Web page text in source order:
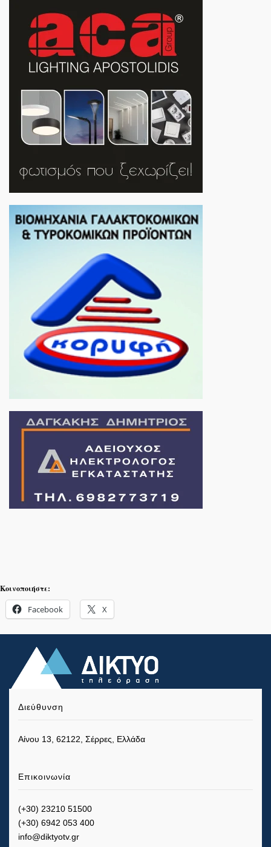
Κοινοποιήστε:
Facebook X
Διεύθυνση
Αίνου 13, 62122, Σέρρες, Ελλάδα
Επικοινωνία
(+30) 23210 51500
(+30) 6942 053 400
info@diktyotv.gr